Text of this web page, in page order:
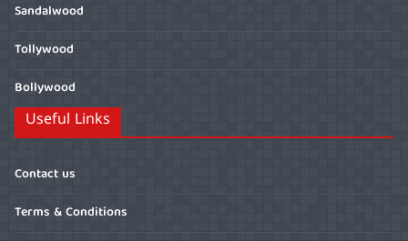
Sandalwood
Tollywood
Bollywood
Useful Links
Contact us
Terms & Conditions